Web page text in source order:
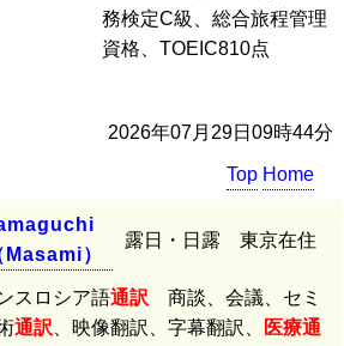
務検定C級、総合旅程管理
資格、TOEIC810点
2026年07月29日09時44分
Top Home
maguc hi
Masami）
露日・日露 東京在住
スロシア語通訳 商談、会議、セミ
通訳 、映像翻訳、字幕翻訳、 医療通